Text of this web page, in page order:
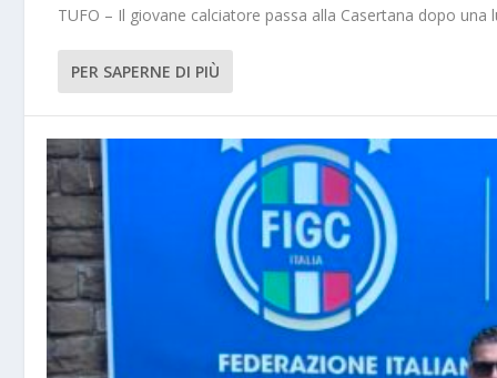
TUFO – Il giovane calciatore passa alla Casertana dopo una
PER SAPERNE DI PIÙ